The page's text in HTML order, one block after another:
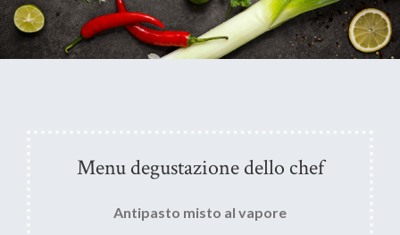
Menu degustazione dello chef
Antipasto misto al vapore